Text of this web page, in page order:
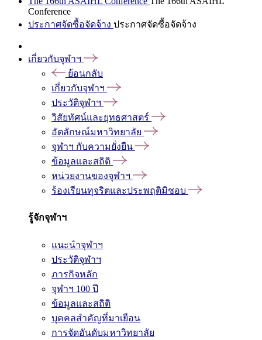
Conference
ประกาศจัดซื้อจัดจ้าง ประกาศจัดซื้อจัดจ้าง
เกี่ยวกับจุฬาฯ
ย้อนกลับ
เกี่ยวกับจุฬาฯ
ประวัติจุฬาฯ
วิสัยทัศน์และยุทธศาสตร์
อัตลักษณ์มหาวิทยาลัย
จุฬาฯ กับความยั่งยืน
ข้อมูลและสถิติ
หน่วยงานของจุฬาฯ
ร้องเรียนทุจริตและประพฤติมิชอบ
รู้จักจุฬาฯ
แนะนำจุฬาฯ
ประวัติจุฬาฯ
ภารกิจหลัก
จุฬาฯ 100 ปี
ข้อมูลและสถิติ
บุคคลสำคัญที่มาเยือน
การจัดอันดับมหาวิทยาลัย